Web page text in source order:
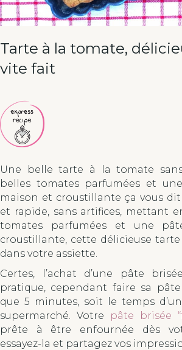
Tarte à la tomate,
vite fait
Une belle tarte à la tomate
belles tomates parfumées et
maison et croustillante ça vous
et rapide, sans artifices, mettant
tomates parfumées et une
croustillante, cette délicieuse
dans votre assiette.
Certes, l’achat d’une pâte
pratique, cependant faire sa
que 5 minutes, soit le temps
supermarché. Votre
pâte brisée
prête à être enfournée dès
essayez-la et partagez vos